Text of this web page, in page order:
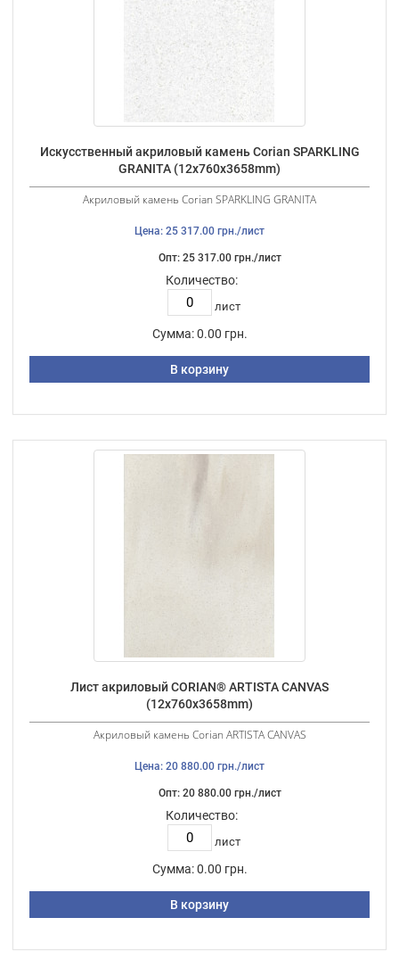
Искусственный акриловый камень Corian SPARKLING
GRANITA (12х760х3658mm)
Акриловый камень Corian SPARKLING GRANITA
Цена: 25 317.00 грн./лист
Опт: 25 317.00 грн./лист
Количество:
лист
Сумма: 0.00 грн.
В корзину
Лист акриловый CORIAN® ARTISTA CANVAS
(12х760х3658mm)
Акриловый камень Corian ARTISTA CANVAS
Цена: 20 880.00 грн./лист
Опт: 20 880.00 грн./лист
Количество:
лист
Сумма: 0.00 грн.
В корзину